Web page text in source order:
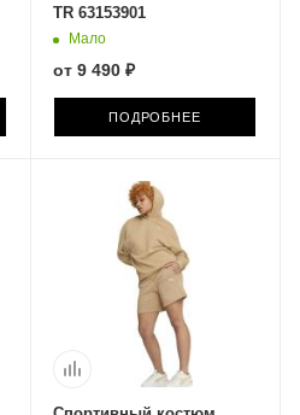
TR 63153901
Мало
от 9 490 ₽
ПОДРОБНЕЕ